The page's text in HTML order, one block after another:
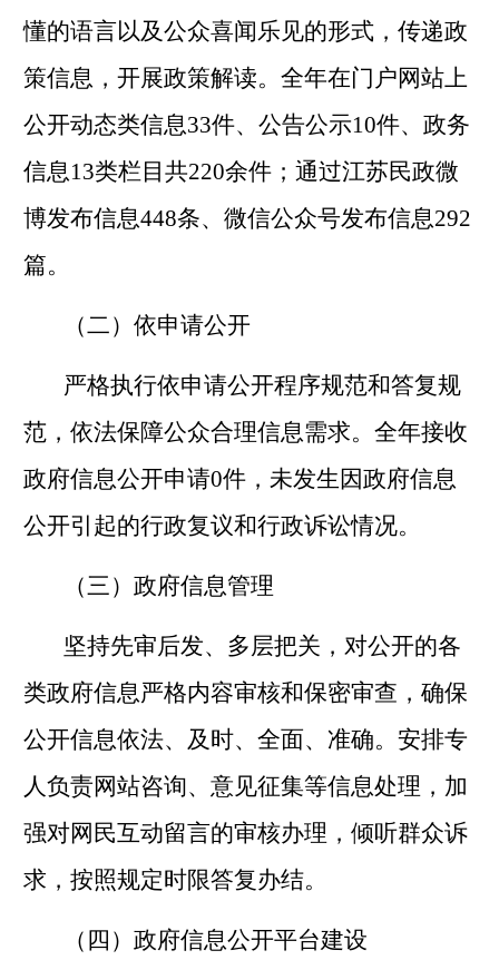
懂的语言以及公众喜闻乐见的形式，传递政
策信息，开展政策解读。全年在门户网站上
公开动态类信息33件、公告公示10件、政务
信息13类栏目共220余件；通过江苏民政微
博发布信息448条、微信公众号发布信息292
篇。
（二）依申请公开
严格执行依申请公开程序规范和答复规
范，依法保障公众合理信息需求。全年接收
政府信息公开申请0件，未发生因政府信息
公开引起的行政复议和行政诉讼情况。
（三）政府信息管理
坚持先审后发、多层把关，对公开的各
类政府信息严格内容审核和保密审查，确保
公开信息依法、及时、全面、准确。安排专
人负责网站咨询、意见征集等信息处理，加
强对网民互动留言的审核办理，倾听群众诉
求，按照规定时限答复办结。
（四）政府信息公开平台建设